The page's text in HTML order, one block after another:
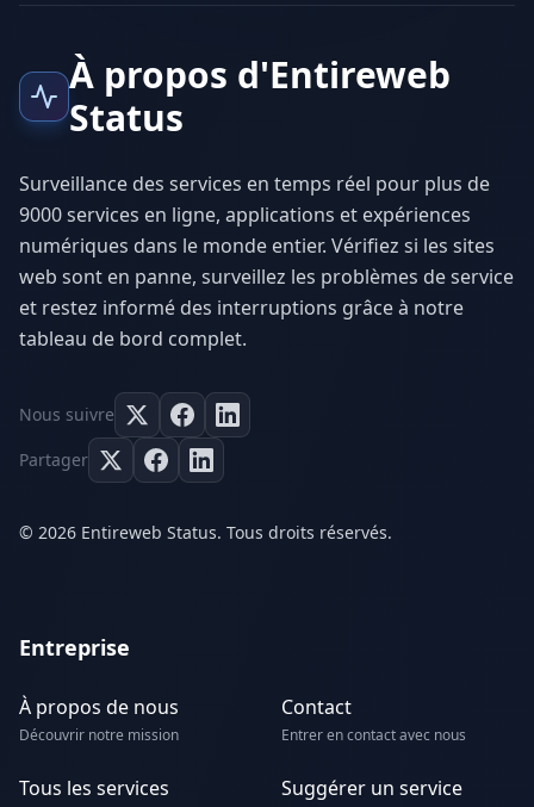
À propos d'Entireweb
Status
Surveillance des services en temps réel pour plus de
9000 services en ligne, applications et expériences
numériques dans le monde entier. Vérifiez si les sites
web sont en panne, surveillez les problèmes de service
et restez informé des interruptions grâce à notre
tableau de bord complet.
Nous suivre
Partager
© 2026 Entireweb Status. Tous droits réservés.
Entreprise
À propos de nous
Découvrir notre mission
Contact
Entrer en contact avec nous
Tous les services Suggérer un service